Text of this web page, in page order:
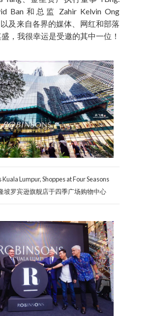
Ban 和总监 Zahir Kelvin Ong
及来自各界的媒体、网红和部落
，我很幸运是受邀的其中一位！
Kuala Lumpur, Shoppes at Four Seasons
坡罗宾逊旗舰店于四季广场购物中心